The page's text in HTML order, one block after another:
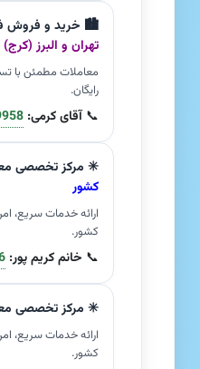
🏙️ خرید و فروش
تهران و البرز (کرج)
معاملات مطمئن با
رایگان.
📞آقای کرمی:
✳️ مرکز تخصصی
کشور
ارائه خدمات سریع،
کشور.
📞 خانم کریم پور:
✳️ مرکز تخصصی
ارائه خدمات سریع،
کشور.